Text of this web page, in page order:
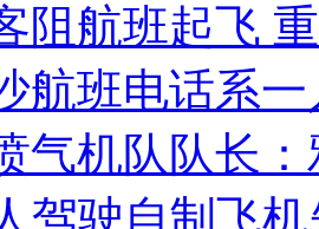
阻航班起飞
航班电话系
气机队队长
驾驶自制飞